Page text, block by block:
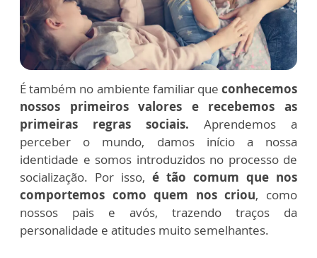
É também no ambiente familiar que conhecemos
nossos primeiros valores e recebemos as
primeiras regras sociais. Aprendemos a
perceber o mundo, damos início a nossa
identidade e somos introduzidos no processo de
socialização. Por isso, é tão comum que nos
comportemos como quem nos criou, como
nossos pais e avós, trazendo traços da
personalidade e atitudes muito semelhantes.